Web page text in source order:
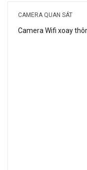
2,500,000₫.
CAMERA QUAN SÁT
Camera Wifi xoay